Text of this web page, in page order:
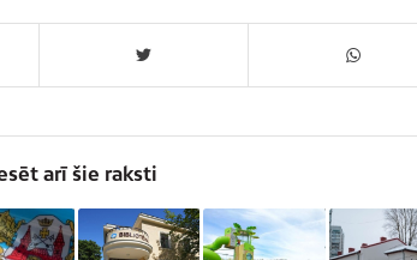
arī šie raksti